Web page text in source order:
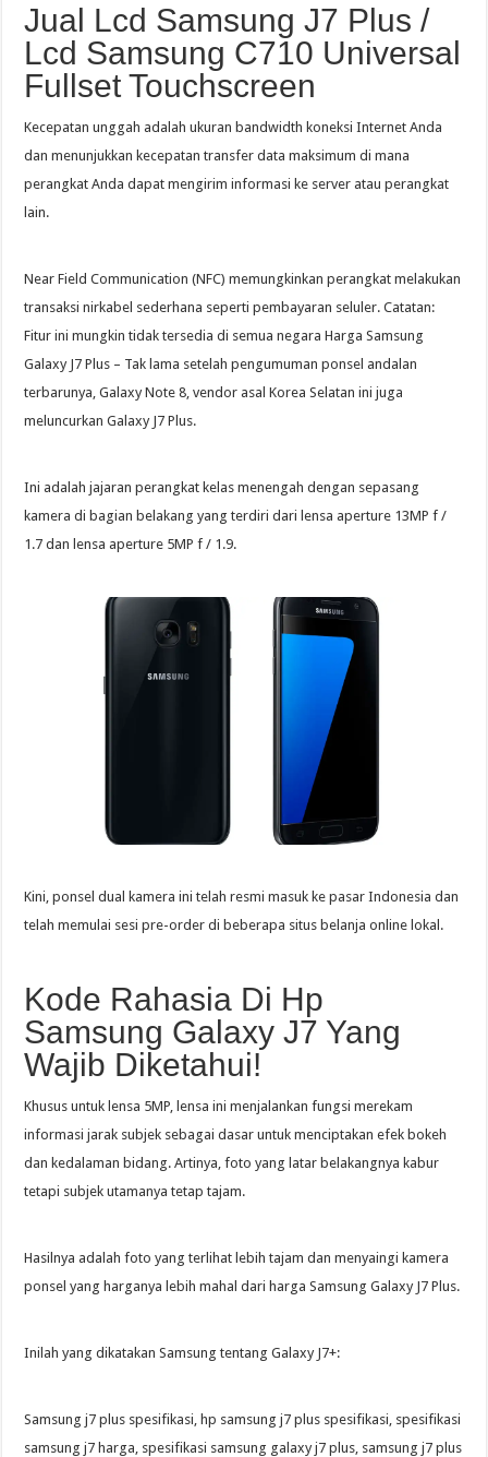
Jual Lcd Samsung J7 Plus /
Lcd Samsung C710 Universal
Fullset Touchscreen
Kecepatan unggah adalah ukuran bandwidth koneksi Internet Anda
dan menunjukkan kecepatan transfer data maksimum di mana
perangkat Anda dapat mengirim informasi ke server atau perangkat
lain.
Near Field Communication (NFC) memungkinkan perangkat melakukan
transaksi nirkabel sederhana seperti pembayaran seluler. Catatan:
Fitur ini mungkin tidak tersedia di semua negara Harga Samsung
Galaxy J7 Plus – Tak lama setelah pengumuman ponsel andalan
terbarunya, Galaxy Note 8, vendor asal Korea Selatan ini juga
meluncurkan Galaxy J7 Plus.
Ini adalah jajaran perangkat kelas menengah dengan sepasang
kamera di bagian belakang yang terdiri dari lensa aperture 13MP f /
1.7 dan lensa aperture 5MP f / 1.9.
Kini, ponsel dual kamera ini telah resmi masuk ke pasar Indonesia dan
telah memulai sesi pre-order di beberapa situs belanja online lokal.
Kode Rahasia Di Hp
Samsung Galaxy J7 Yang
Wajib Diketahui!
Khusus untuk lensa 5MP, lensa ini menjalankan fungsi merekam
informasi jarak subjek sebagai dasar untuk menciptakan efek bokeh
dan kedalaman bidang. Artinya, foto yang latar belakangnya kabur
tetapi subjek utamanya tetap tajam.
Hasilnya adalah foto yang terlihat lebih tajam dan menyaingi kamera
ponsel yang harganya lebih mahal dari harga Samsung Galaxy J7 Plus.
Inilah yang dikatakan Samsung tentang Galaxy J7+:
Samsung j7 plus spesifikasi, hp samsung j7 plus spesifikasi, spesifikasi
samsung j7 harga, spesifikasi samsung galaxy j7 plus, samsung j7 plus